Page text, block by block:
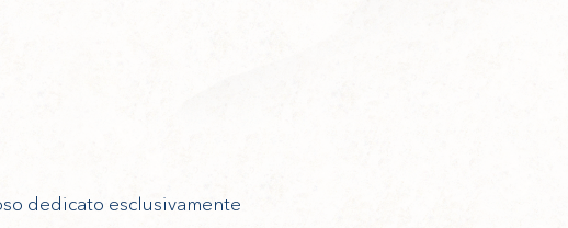
dedicato esclusivamente